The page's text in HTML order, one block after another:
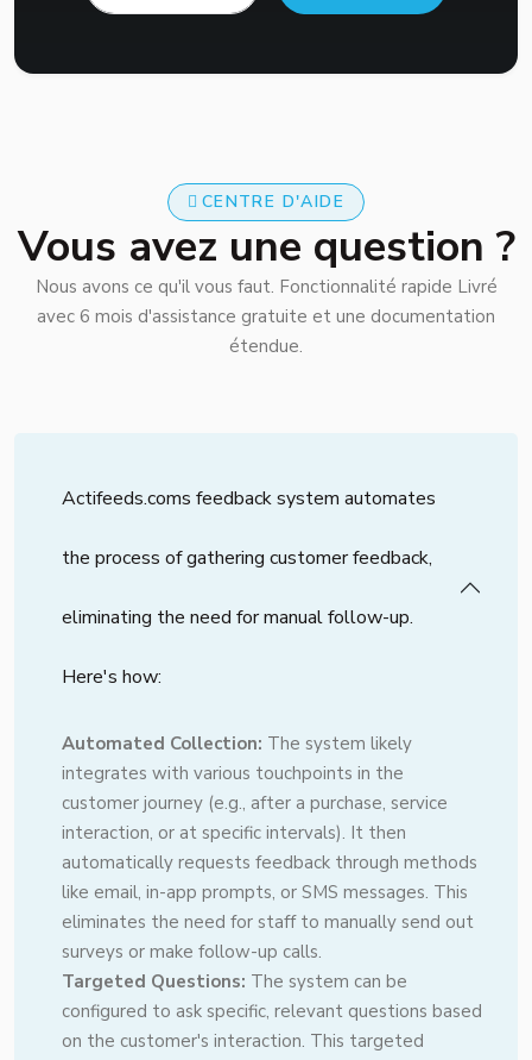
CENTRE D'AIDE
Vous avez une question ?
Nous avons ce qu'il vous faut. Fonctionnalité rapide Livré
avec 6 mois d'assistance gratuite et une documentation
étendue.
Actifeeds.coms feedback system automates
the process of gathering customer feedback,
eliminating the need for manual follow-up.
Here's how:
Automated Collection: The system likely
integrates with various touchpoints in the
customer journey (e.g., after a purchase, service
interaction, or at specific intervals). It then
automatically requests feedback through methods
like email, in-app prompts, or SMS messages. This
eliminates the need for staff to manually send out
surveys or make follow-up calls.
Targeted Questions: The system can be
configured to ask specific, relevant questions based
on the customer's interaction. This targeted